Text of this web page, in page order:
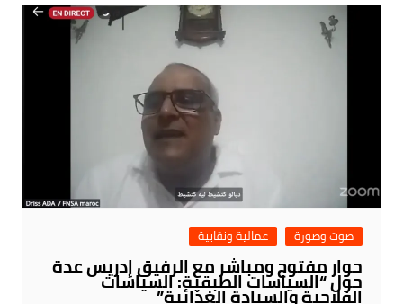
صوت وصورة عمالية ونقابية
حوار مفتوح ومباشر مع الرفيق إدريس عدة
حول “السياسات الطبقية: السياسات
الفلاحية والسيادة الغذائية”